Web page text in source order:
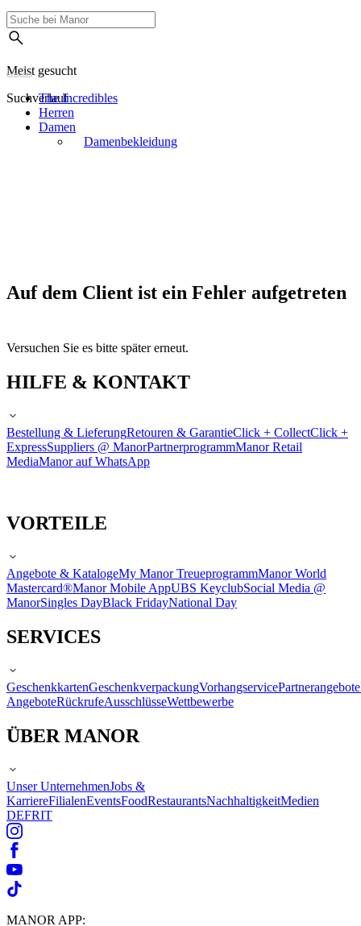
Meist gesucht
SuchverlaufThe Incredibles
Herren
Damen
Damenbekleidung
Auf dem Client ist ein Fehler aufgetreten
Versuchen Sie es bitte später erneut.
HILFE & KONTAKT
Bestellung & LieferungRetouren & GarantieClick + CollectClick +
ExpressSuppliers @ ManorPartnerprogrammManor Retail
MediaManor auf WhatsApp
VORTEILE
Angebote & KatalogeMy Manor TreueprogrammManor World
Mastercard®Manor Mobile AppUBS KeyclubSocial Media @
ManorSingles DayBlack FridayNational Day
SERVICES
GeschenkkartenGeschenkverpackungVorhangservicePartnerangebote
AngeboteRückrufeAusschlüsseWettbewerbe
ÜBER MANOR
Unser UnternehmenJobs &
KarriereFilialenEventsFoodRestaurantsNachhaltigkeitMedien
DEFRIT
MANOR APP: